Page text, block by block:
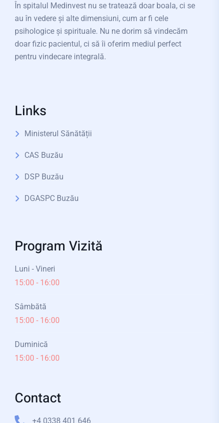
În spitalul Medinvest nu se tratează doar boala, ci se
au în vedere și alte dimensiuni, cum ar fi cele
psihologice și spirituale. Nu ne dorim să vindecăm
doar fizic pacientul, ci să îi oferim mediul perfect
pentru vindecare integrală.
Links
Ministerul Sănătății
CAS Buzău
DSP Buzău
DGASPC Buzău
Program Vizită
Luni - Vineri
15:00 - 16:00
Sâmbătă
15:00 - 16:00
Duminică
15:00 - 16:00
Contact
+4 0338 401 646